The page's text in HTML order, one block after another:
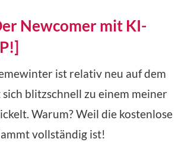
Newcomer mit KI-
ist relativ neu auf dem
blitzschnell zu einem meiner
Warum? Weil die kostenlose
vollständig ist!